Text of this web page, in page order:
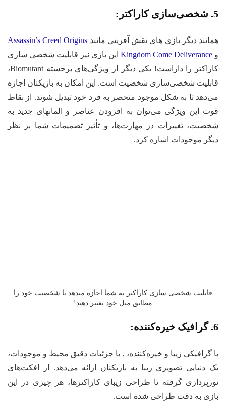
5. شخصی‌سازی کاراکتر:
همانند دیگر بازی های نقش آفرینی مانند Assassin’s Creed Origins
و Kingdom Come Deliverance این بازی نیز قابلیت شخصی سازی
کاراکتر را داراست! یکی دیگر از ویژگی‌های برجسته Biomutant،
قابلیت شخصی‌سازی شخصیت است. این امکان به بازیکنان اجازه
می‌دهد تا به شکل موجود منحصر به فرد خود تبدیل شوند. از نقاط
قوت این ویژگی می‌توان به افزودن عناصر و المانهای جدید به
شخصیت، تغییرات در مهارت‌ها، و تأثیر تصمیمات شما بر نظر
دیگر موجودات اشاره کرد.
قابلیت شخصی سازی کاراکتر به شما اجازه میدهد تا شخصیت خود را
مطابق میل خود تغییر دهید!
6. گرافیک خیره‌کننده:
با گرافیکی زیبا و خیره‌کننده، , با جزئیات دقیق محیط و موجودات،
یک دنیایی تصویری زیبا به بازیکنان ارائه می‌دهد. از افکت‌های
نورپردازی گرفته تا طراحی زیبای کاراکترها، هر چیزی در این
بازی به دقت طراحی شده است.